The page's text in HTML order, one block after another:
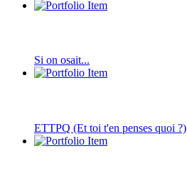
Si on osait...
ETTPQ (Et toi t'en penses quoi ?)